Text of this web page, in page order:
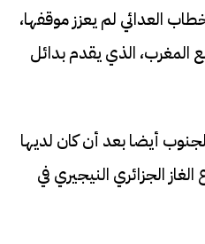
العدائي لم يعزز موقفها،
الذي يقدم بدائل
أيضا بعد أن كان لديها
الجزائري النيجيري في